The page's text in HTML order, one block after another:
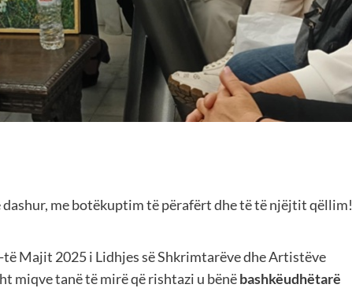
me botëkuptim të përafërt dhe të të njëjtit qëllim!
Majit 2025 i Lidhjes së Shkrimtarëve dhe Artistëve
miqve tanë të mirë që rishtazi u bënëbashkëudhëtarë